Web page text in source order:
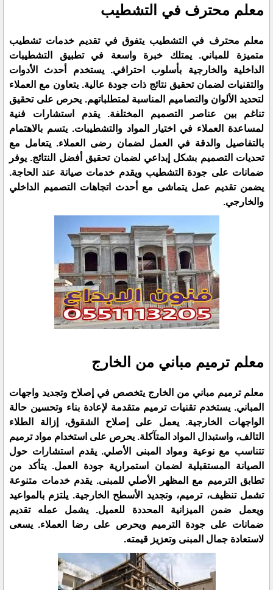
معلم محترف في التشطيب
معلم محترف في التشطيب يتفوق في تقديم خدمات تشطيب
متميزة للمباني. يمتلك خبرة واسعة في تطبيق التشطيبات
الداخلية والخارجية بأسلوب احترافي. يستخدم أحدث الأدوات
والتقنيات لضمان تحقيق نتائج ذات جودة عالية. يتعاون مع العملاء
لتحديد الألوان والتصاميم المناسبة لمتطلباتهم. يحرص على تحقيق
تناغم بين عناصر التصميم المختلفة. يقدم استشارات فنية
لمساعدة العملاء في اختيار المواد والتشطيبات. يتسم بالاهتمام
بالتفاصيل والدقة في العمل لضمان رضى العملاء. يتعامل مع
تحديات التصميم بشكل إبداعي لضمان تحقيق أفضل النتائج. يوفر
ضمانات على جودة التشطيب ويقدم خدمات صيانة عند الحاجة.
يضمن تقديم عمل يتماشى مع أحدث اتجاهات التصميم الداخلي
والخارجي.
معلم ترميم مباني من الخارج
معلم ترميم مباني من الخارج يتخصص في إصلاح وتجديد واجهات
المباني. يستخدم تقنيات ترميم متقدمة لإعادة بناء وتحسين حالة
الواجهات الخارجية. يعمل على إصلاح الشقوق، إزالة الطلاء
التالف، واستبدال المواد المتآكلة. يحرص على استخدام مواد ترميم
تتناسب مع نوعية ومواد المبنى الأصلي. يقدم استشارات حول
الصيانة المستقبلية لضمان استمرارية جودة العمل. يتأكد من
تطابق الترميم مع المظهر الأصلي للمبنى. يقدم خدمات متنوعة
تشمل تنظيف، ترميم، وتجديد الأسطح الخارجية. يلتزم بالمواعيد
ويعمل ضمن الميزانية المحددة للعميل. يشمل عمله تقديم
ضمانات على جودة الترميم ويحرص على رضا العملاء. يسعى
لاستعادة جمال المبنى وتعزيز قيمته.